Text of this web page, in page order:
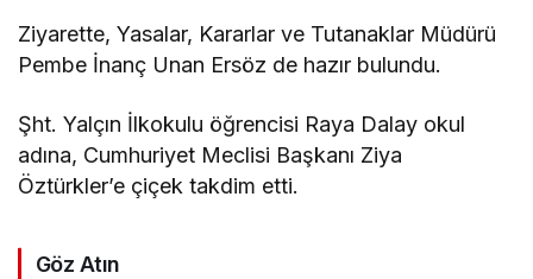
Ziyarette, Yasalar, Kararlar ve Tutanaklar Müdürü
Pembe İnanç Unan Ersöz de hazır bulundu.
Şht. Yalçın İlkokulu öğrencisi Raya Dalay okul
adına, Cumhuriyet Meclisi Başkanı Ziya
Öztürkler’e çiçek takdim etti.
Göz Atın